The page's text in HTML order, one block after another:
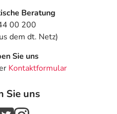
Beratung
00 200
dem dt. Netz)
Sie uns
Kontaktformular
Sie uns